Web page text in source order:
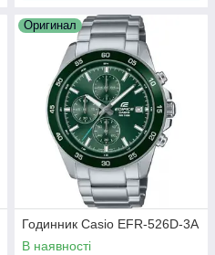
Оригинал
Годинник Casio EFR-526D-3A
В наявності